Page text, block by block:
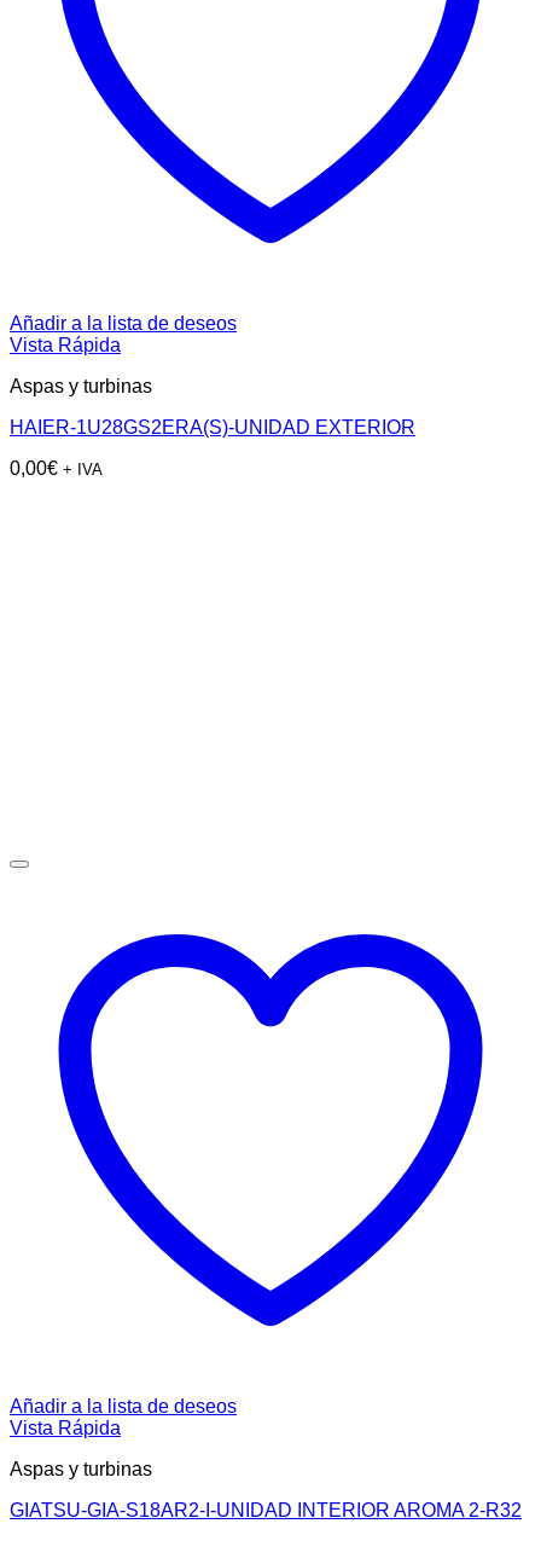
Añadir a la lista de deseos
Vista Rápida
Aspas y turbinas
HAIER-1U28GS2ERA(S)-UNIDAD EXTERIOR
0,00€ + IVA
Añadir a la lista de deseos
Vista Rápida
Aspas y turbinas
GIATSU-GIA-S18AR2-I-UNIDAD INTERIOR AROMA 2-R32